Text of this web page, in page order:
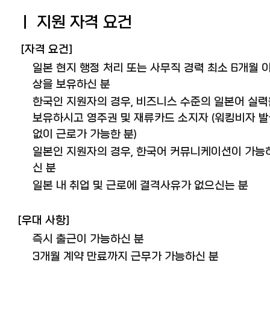
ㅣ 지원 자격 요건
[자격 요건]
일본 현지 행정 처리 또는 사무직 경력 최소 6개월
상을 보유하신 분
한국인 지원자의 경우, 비즈니스 수준의 일본어 실
보유하시고 영주권 및 재류카드 소지자 (워킹비자
없이 근로가 가능한 분)
일본인 지원자의 경우, 한국어 커뮤니케이션이 가능
신 분
일본 내 취업 및 근로에 결격사유가 없으신는 분
[우대 사항]
즉시 출근이 가능하신 분
3개월 계약 만료까지 근무가 가능하신 분